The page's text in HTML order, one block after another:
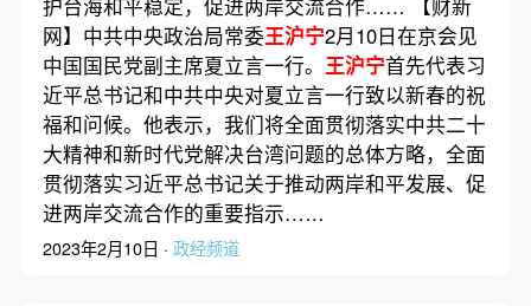
护台海和平稳定，促进两岸交流合作…… 【财新
网】中共中央政治局常委王沪宁2月10日在京会见
中国国民党副主席夏立言一行。 王沪宁首先代表习
近平总书记和中共中央对夏立言一行致以新春的祝
福和问候。他表示，我们将全面贯彻落实中共二十
大精神和新时代党解决台湾问题的总体方略，全面
贯彻落实习近平总书记关于推动两岸和平发展、促
进两岸交流合作的重要指示……
2023年2月10日 · 政经频道